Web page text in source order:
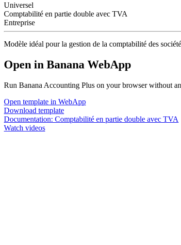
Universel
Comptabilité en partie double avec TVA
Entreprise
Modèle idéal pour la gestion de la comptabilité des
Open in Banana WebApp
Run Banana Accounting Plus on your browser without
Open template in WebApp
Download template
Documentation: Comptabilité en partie double avec TVA
Watch videos